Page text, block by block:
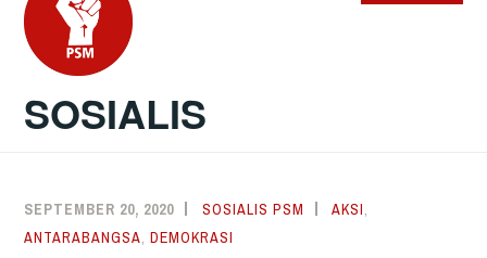
SOSIALIS
SEPTEMBER 20, 2020 SOSIALIS PSM AKSI
ANTARABANGSA ,DEMOKRASI